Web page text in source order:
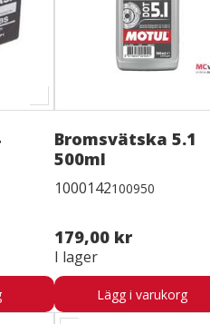
Bromsvätska 5.1
500ml
1000142100950
179,00 kr
I lager
Lägg i varukorg